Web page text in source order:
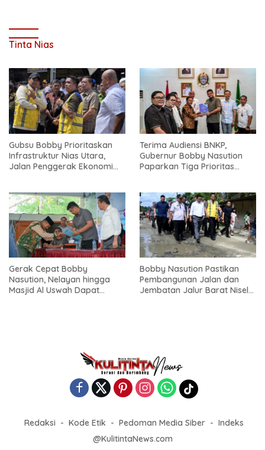
Tinta Nias
Gubsu Bobby Prioritaskan
Infrastruktur Nias Utara,
Jalan Penggerak Ekonomi
Terima Audiensi BNKP,
Gubernur Bobby Nasution
Paparkan Tiga Prioritas
Gerak Cepat Bobby
Nasution, Nelayan hingga
Masjid Al Uswah Dapat
Bobby Nasution Pastikan
Pembangunan Jalan dan
Jembatan Jalur Barat Nisel-
Redaksi Kode Etik Pedoman Media Siber
Indeks
@KulitintaNews.com